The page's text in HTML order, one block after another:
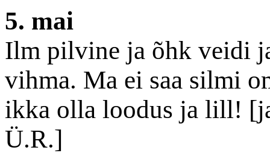
5. mai
Ilm pilvine ja õhk veidi
vihma. Ma ei saa silmi
ikka olla loodus ja lill!
Ü.R.]